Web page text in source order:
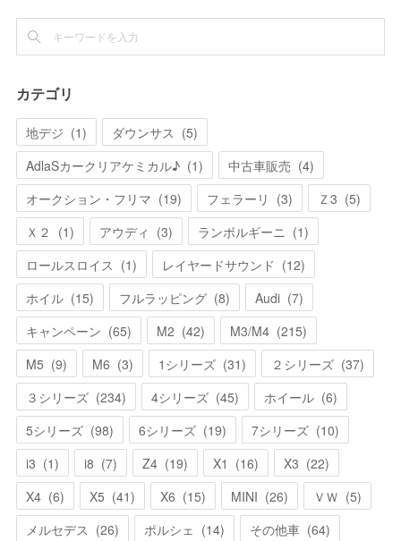
カテゴリ
地デジ (1) ダウンサス (5)
AdlaSカークリアケミカル♪ (1) 中古車販売 (4)
オークション・フリマ (19) フェラーリ (3) Ｚ3 (5)
Ｘ２ (1) アウディ (3) ランボルギーニ (1)
ロールスロイス (1) レイヤードサウンド (12)
ホイル (15) フルラッピング (8) Audi (7)
キャンペーン (65) M2 (42) M3/M4 (215)
M5 (9) M6 (3) 1シリーズ (31) ２シリーズ (37)
３シリーズ (234) 4シリーズ (45) ホイール (6)
5シリーズ (98) 6シリーズ (19) 7シリーズ (10)
i3 (1) i8 (7) Z4 (19) X1 (16) X3 (22)
X4 (6) X5 (41) X6 (15) MINI (26) ＶＷ (5)
メルセデス (26) ポルシェ (14) その他車 (64)